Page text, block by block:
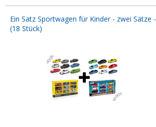
Ein Satz Sportwagen für Kinder - zwei Sätze -
(18 Stück)